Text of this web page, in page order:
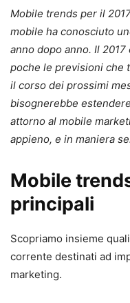
Mobile trends per il
mobile ha conosciuto
anno dopo anno. Il
poche le previsioni che
il corso dei prossimi
bisognerebbe
attorno al mobile
appieno, e in maniera
Mobile
principali
Scopriamo insieme
corrente destinati ad
marketing.